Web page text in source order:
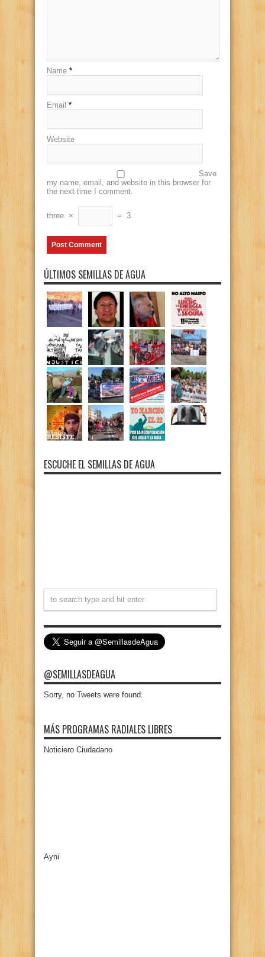
Name *
Email *
Website
Save
my name, email, and website in this browser for
the next time I comment.
three × = 3
ÚLTIMOS SEMILLAS DE AGUA
ESCUCHE EL SEMILLAS DE AGUA
@SEMILLASDEAGUA
Sorry, no Tweets were found.
MÁS PROGRAMAS RADIALES LIBRES
Noticiero Ciudadano
Ayni